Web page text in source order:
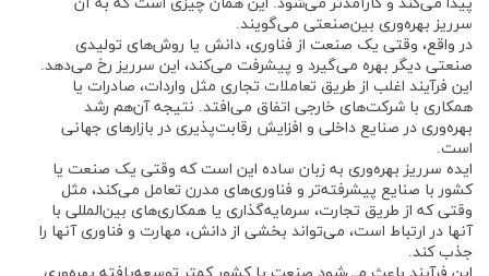
پیدا می‌کند و کارآمدتر می‌شود. این همان چیزی است که به آن
سرریز بهره‌وری بین‌صنعتی می‌گویند.
در واقع، وقتی یک صنعت از فناوری، دانش یا روش‌های تولیدی
صنعتی دیگر بهره می‌گیرد و پیشرفت می‌کند، این سرریز رخ می‌دهد.
این فرآیند اغلب از طریق تعاملات تجاری مثل واردات، صادرات یا
همکاری با شرکت‌های خارجی اتفاق می‌افتد. نتیجه آن‌هم رشد
بهره‌وری در صنایع داخلی و افزایش رقابت‌پذیری در بازارهای جهانی
است.
ایده سرریز بهره‌وری به زبان ساده این است که وقتی یک صنعت یا
کشور با صنایع پیشرفته‌تر و فناوری‌های مدرن تعامل می‌کند، مثل
وقتی که از طریق تجارت، سرمایه‌گذاری یا همکاری‌های بین‌المللی با
آنها در ارتباط است، می‌تواند بخشی از دانش، مهارت و فناوری آنها را
جذب کند.